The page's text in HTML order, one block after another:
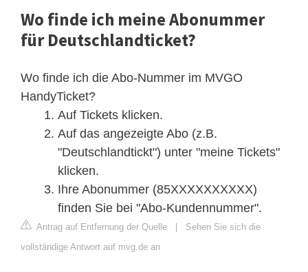
Wo finde ich meine Abonummer
für Deutschlandticket?
Wo finde ich die Abo-Nummer im MVGO
HandyTicket?
Auf Tickets klicken.
Auf das angezeigte Abo (z.B.
"Deutschlandtickt") unter "meine Tickets"
klicken.
Ihre Abonummer (85XXXXXXXXXX)
finden Sie bei "Abo-Kundennummer".
Antrag auf Entfernung der Quelle | Sehen Sie sich die
vollständige Antwort auf mvg.de an